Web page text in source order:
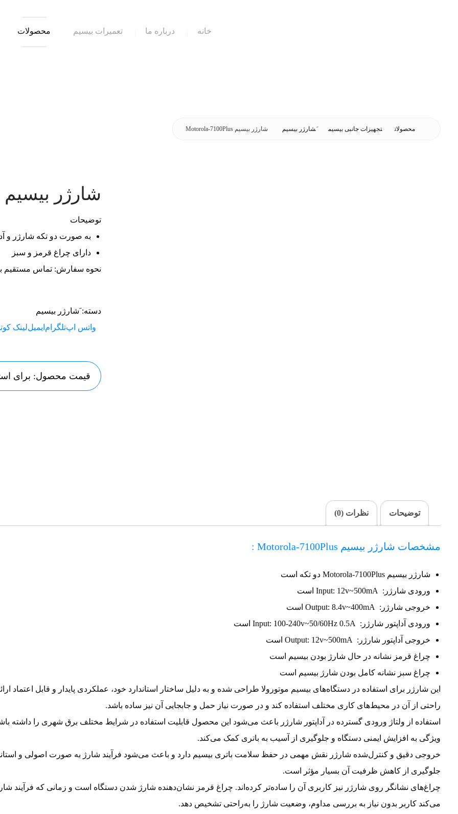
خانه درباره ما تعمیرات بیسیم محصولات
محصولات تجهیزات جانبی بیسیم َشارژر بیسیم شارژر بیسیم Motorola-7100Plus
شارژر بیسیم Motorola-7100Plus
توضیحات
به صورت دو تکه شارژر و
دارای چراغ قرمز و سبز
نحوه سفارش: تماس مستقیم
دسته:َشارژر بیسیم
واتس اپتلگرام ایمیللینک
قیمت محصول: برای
توضیحات نظرات (0)
مشخصات شارژر بیسیم Motorola-7100Plus :
شارژر بیسیم Motorola-7100Plus دو تکه است
ورودی شارژر: Input: 12v~500mA است
خروجی شارژر: Output: 8.4v~400mA است
ورودی آداپتور شارژر: Input: 100-240v~50/60Hz 0.5A است
خروجی آداپتور شارژر: Output: 12v~500mA است
چراغ قرمز نشانه در حال شارژ بودن بیسیم است
چراغ سبز نشانه کامل بودن شارژ بیسیم است
این شارژر برای استفاده در دستگاه‌های بیسیم موتورولا طراحی شده و به دلیل ساختار استاندارد خود، عملکردی پایدار و قابل اعتماد
راحتی از آن در محیط‌های کاری مختلف استفاده کند و در صورت نیاز حمل و جابجایی آن نیز ساده باشد.
استفاده از ولتاژ ورودی گسترده در آداپتور شارژر باعث می‌شود این محصول قابلیت استفاده در شرایط مختلف برق شهری را داشته
ویژگی به افزایش ایمنی دستگاه و جلوگیری از آسیب به باتری کمک می‌کند.
خروجی دقیق و کنترل‌شده شارژر نقش مهمی در حفظ سلامت باتری بیسیم دارد و باعث می‌شود فرآیند شارژ به صورت اصولی و
جلوگیری از کاهش ظرفیت آن بسیار مؤثر است.
چراغ‌های نشانگر روی شارژر نیز کاربری آن را ساده‌تر کرده‌اند. چراغ قرمز نشان‌دهنده شارژ شدن دستگاه است و زمانی که فرآیند
می‌کند کاربر بدون نیاز به بررسی مداوم، وضعیت شارژ را به‌راحتی تشخیص دهد.